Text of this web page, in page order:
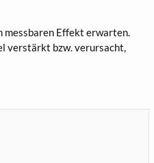
mess­ba­ren Effekt erwarten.
ver­stärkt bzw. ver­ur­sacht,